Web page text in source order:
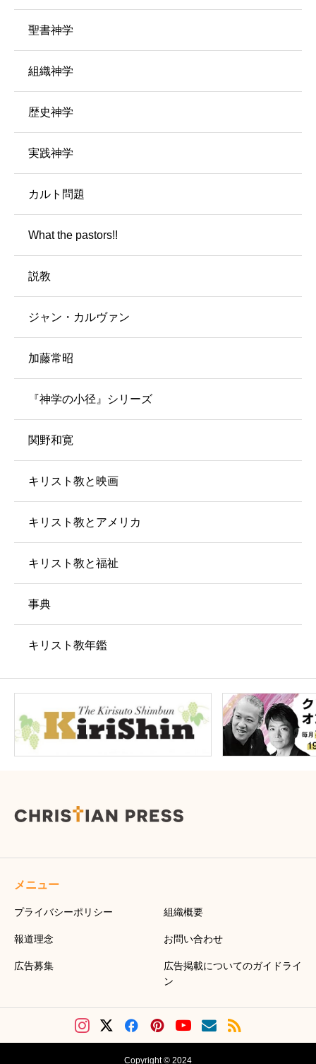
聖書神学
組織神学
歴史神学
実践神学
カルト問題
What the pastors!!
説教
ジャン・カルヴァン
加藤常昭
『神学の小径』シリーズ
関野和寛
キリスト教と映画
キリスト教とアメリカ
キリスト教と福祉
事典
キリスト教年鑑
メニュー
プライバシーポリシー 組織概要
報道理念 お問い合わせ
広告募集
広告掲載についてのガイドライ
ン
Copyright © 2024